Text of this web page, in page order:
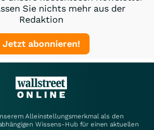
Sie nichts mehr aus der
Redaktion
Jetzt abonnieren!
Alleinstellungsmerkmal als den
Wissens-Hub für einen aktuellen